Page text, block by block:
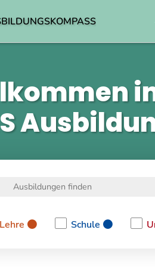
Lehre
Schule